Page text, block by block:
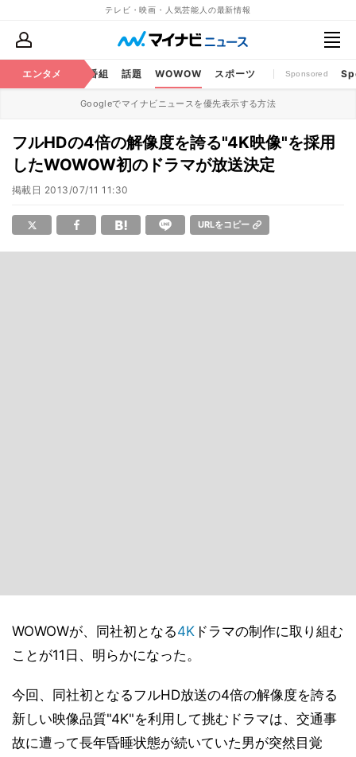
テレビ・映画・人気芸能人の最新情報
エンタメBS・CS番組 話題 WOWOW スポーツ Sponsored
Googleでマイナビニュースを優先表示する方法
フルHDの4倍の解像度を誇る"4K映像"を採用
したWOWOW初のドラマが放送決定
掲載日 2013/07/11 11:30
URLをコピー
WOWOWが、同社初となる4K ドラマの制作に取り組む
ことが11日、明らかになった。
今回、同社初となるフルHD放送の4倍の解像度を誇る
新しい映像品質"4K"を利用して挑むドラマは、交通事
故に遭って長年昏睡状態が続いていた男が突然目覚